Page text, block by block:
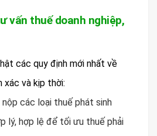
vấn thuế doanh nghiệp,
các quy định mới nhất về
xác và kịp thời:
nộp các loại thuế phát sinh
lý, hợp lệ để tối ưu thuế phải